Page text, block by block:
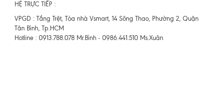
HỆ TRỰC TIẾP :
VPGD : Tầng Trệt, Tòa nhà Vsmart, 14 Sông Thao, Phường 2, Quận
Tân Bình, Tp.HCM
Hotline : 0913.788.078 Mr.Bình - 0986.441.510 Ms.Xuân